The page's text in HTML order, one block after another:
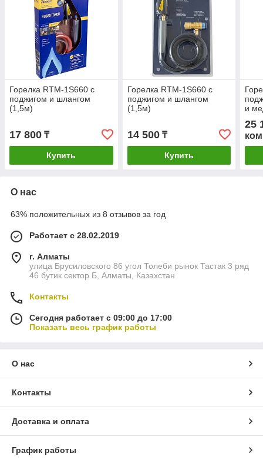
Горелка RTM-1S660 с
поджигом и шлангом
(1,5м)
17 800 ₸
Купить
Горелка RTM-1S660 с
поджигом и шлангом
(1,5м)
14 500₸
Купить
и
25
О нас
63% положительных из 8 отзывов за год
Работает с 28.02.2019
г. Алматы
улица Брусиловского 86 угол Толеби рынок Тастак 3 ряд
46 бутик сектор Б, Алматы, Казахстан
Контакты
Сегодня работает с 09:00 до 17:00
Показать весь график работы
О нас
Контакты
Доставка и оплата
График работы